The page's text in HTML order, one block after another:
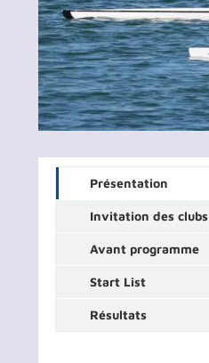
Présentation
Invitation des clubs
Avant programme
Start List
Résultats